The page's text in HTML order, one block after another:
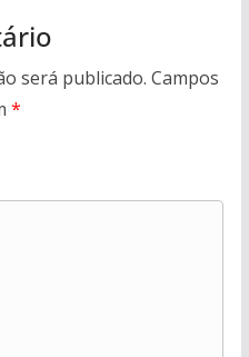
será publicado. Campos
*